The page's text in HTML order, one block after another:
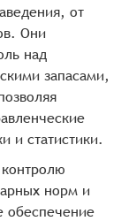
от
Они
над
запасами,
и статистики.
норм и
обеспечение